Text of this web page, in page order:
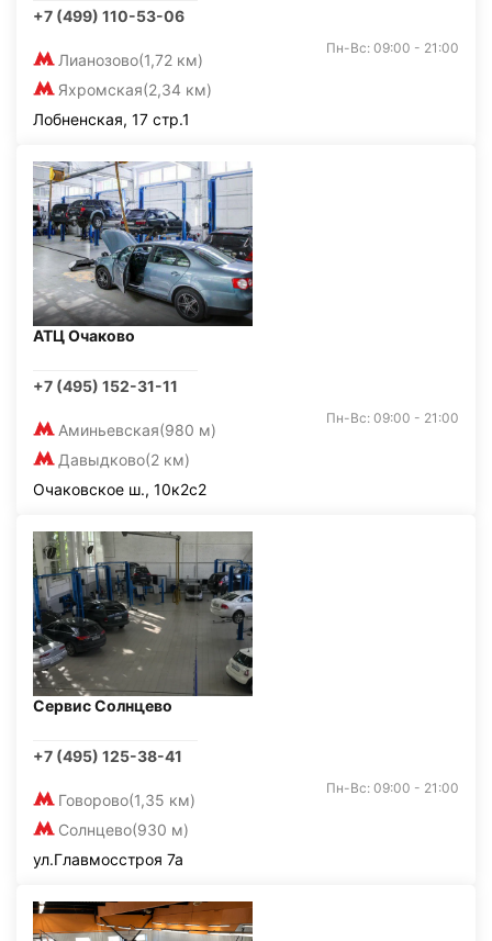
+7 (499) 110-53-06
Лианозово(1,72 км)
Яхромская(2,34 км)
Пн-Вс: 09:00 - 21:00
Лобненская, 17 стр.1
АТЦ Очаково
+7 (495) 152-31-11
Аминьевская(980 м)
Давыдково(2 км)
Пн-Вс: 09:00 - 21:00
Очаковское ш., 10к2с2
Сервис Солнцево
+7 (495) 125-38-41
Говорово(1,35 км)
Солнцево(930 м)
Пн-Вс: 09:00 - 21:00
ул.Главмосстроя 7а